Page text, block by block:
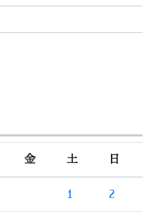
金 土 日
1 2